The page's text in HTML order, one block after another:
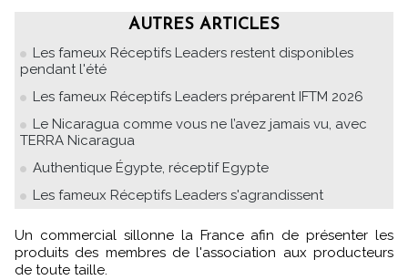
AUTRES ARTICLES
Les fameux Réceptifs Leaders restent disponibles
pendant l'été
Les fameux Réceptifs Leaders préparent IFTM 2026
Le Nicaragua comme vous ne l’avez jamais vu, avec
TERRA Nicaragua
Authentique Égypte, réceptif Egypte
Les fameux Réceptifs Leaders s'agrandissent
Un commercial sillonne la France afin de présenter les
produits des membres de l'association aux producteurs
de toute taille.